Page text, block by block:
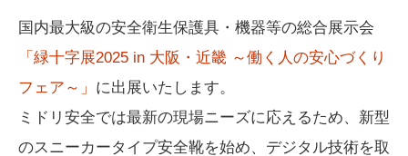
国内最大級の安全衛生保護具・機器等の総合展示会
「緑十字展2025 in 大阪・近畿 ～働く人の安心づくり
フェア～」 に出展いたします。
ミドリ安全では最新の現場ニーズに応えるため、新型
のスニーカータイプ安全靴を始め、デジタル技術を取